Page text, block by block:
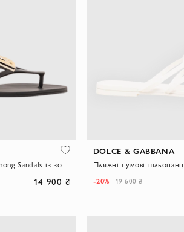
Пляжні чорні шльопанці Thong Sandals із золотистим логотипом
14 900 ₴
DOLCE & GABBANA
-20% 19 600 ₴